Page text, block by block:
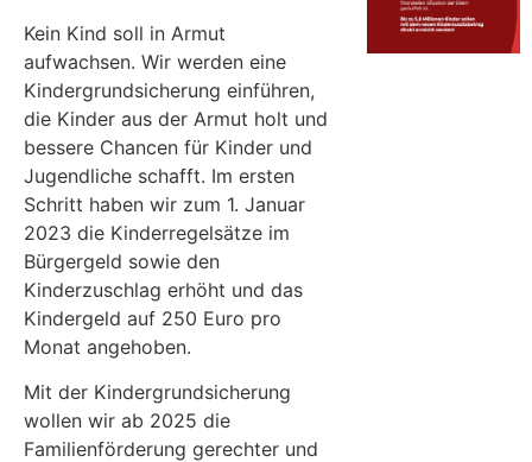
Kein Kind soll in Armut
aufwachsen. Wir werden eine
Kindergrundsicherung einführen,
die Kinder aus der Armut holt und
bessere Chancen für Kinder und
Jugendliche schafft. Im ersten
Schritt haben wir zum 1. Januar
2023 die Kinderregelsätze im
Bürgergeld sowie den
Kinderzuschlag erhöht und das
Kindergeld auf 250 Euro pro
Monat angehoben.
Mit der Kindergrundsicherung
wollen wir ab 2025 die
Familienförderung gerechter und